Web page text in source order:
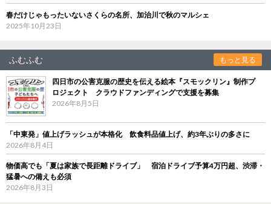
春だけじゃもったいないさくらの名所、加治川で秋のマルシェ
2025年10月23日
ふむふむ もっと見る
四日市の公害克服の歴史を伝える絵本『スモックリン』制作プ
ロジェクト クラウドファンディングで支援を募集
2026年8月5日
「中東発」値上げラッシュが本格化 飲食料品値上げ、約3年ぶりの多さに
2026年8月4日
物価高でも「夏は家族で長距離ドライブ」 宿泊ドライブ予算4万円超、渋滞・
猛暑への備えも必須
2026年8月3日